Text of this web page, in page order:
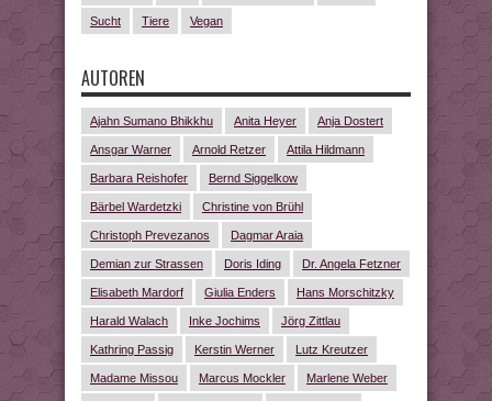
Sucht Tiere Vegan
AUTOREN
Ajahn Sumano Bhikkhu Anita Heyer Anja Dostert
Ansgar Warner Arnold Retzer Attila Hildmann
Barbara Reishofer Bernd Siggelkow
Bärbel Wardetzki Christine von Brühl
Christoph Prevezanos Dagmar Araia
Demian zur Strassen Doris Iding Dr. Angela Fetzner
Elisabeth Mardorf Giulia Enders Hans Morschitzky
Harald Walach Inke Jochims Jörg Zittlau
Kathring Passig Kerstin Werner Lutz Kreutzer
Madame Missou Marcus Mockler Marlene Weber